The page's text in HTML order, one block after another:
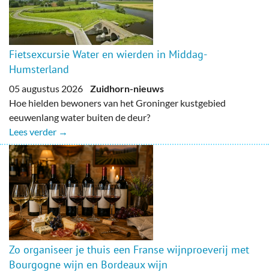
Fietsexcursie Water en wierden in Middag-
Humsterland
05 augustus 2026 Zuidhorn-nieuws
Hoe hielden bewoners van het Groninger kustgebied
eeuwenlang water buiten de deur?
Lees verder →
Zo organiseer je thuis een Franse wijnproeverij met
Bourgogne wijn en Bordeaux wijn